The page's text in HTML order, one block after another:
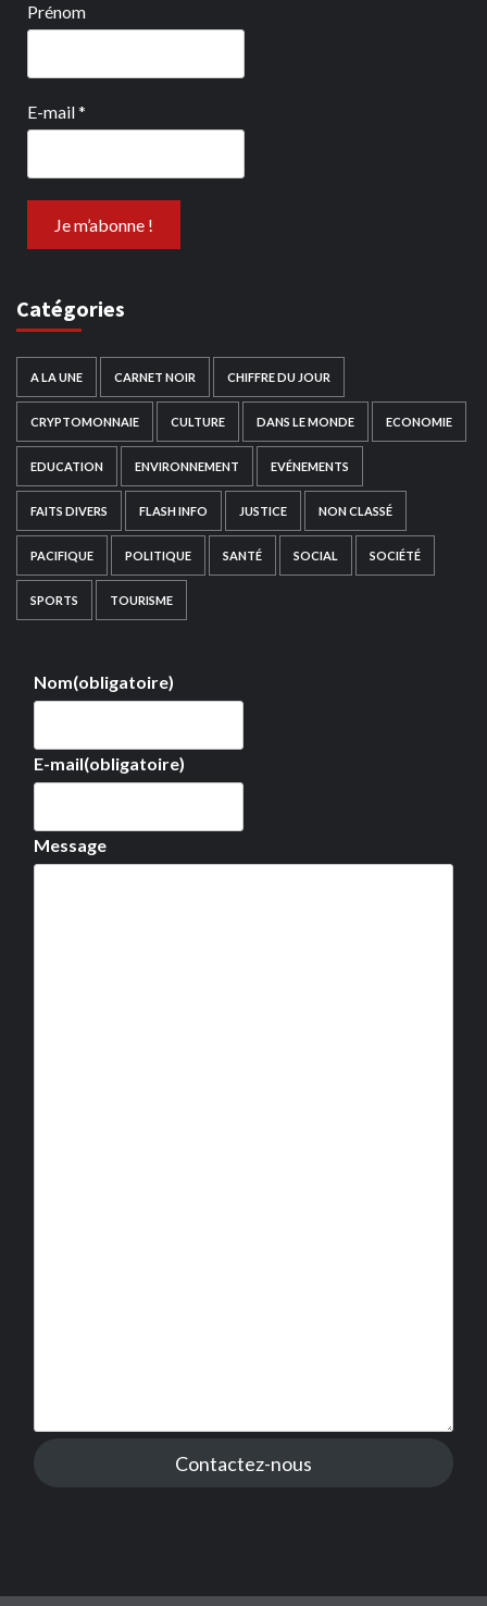
Prénom
E-mail*
Catégories
A LA UNE CARNET NOIR CHIFFRE DU JOUR
CRYPTOMONNAIE CULTURE DANS LE MONDE ECONOMIE
EDUCATION ENVIRONNEMENT EVÉNEMENTS
FAITS DIVERS FLASH INFO JUSTICE NON CLASSÉ
PACIFIQUE POLITIQUE SANTÉ SOCIAL SOCIÉTÉ
SPORTS TOURISME
Nom(obligatoire)
E-mail(obligatoire)
Message
Contactez-nous